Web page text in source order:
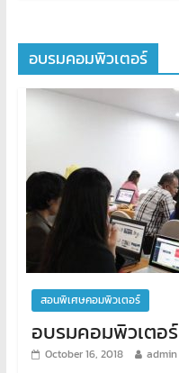
อบรมคอมพิวเตอร์
สอนพิเศษคอมพิวเตอร์
อบรมคอมพิวเตอร์
October 16, 2018 admin